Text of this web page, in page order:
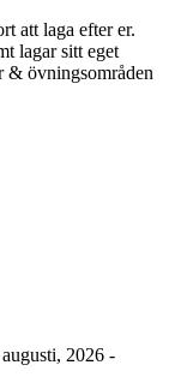
att laga efter er.
lagar sitt eget
& övningsområden
2026 -